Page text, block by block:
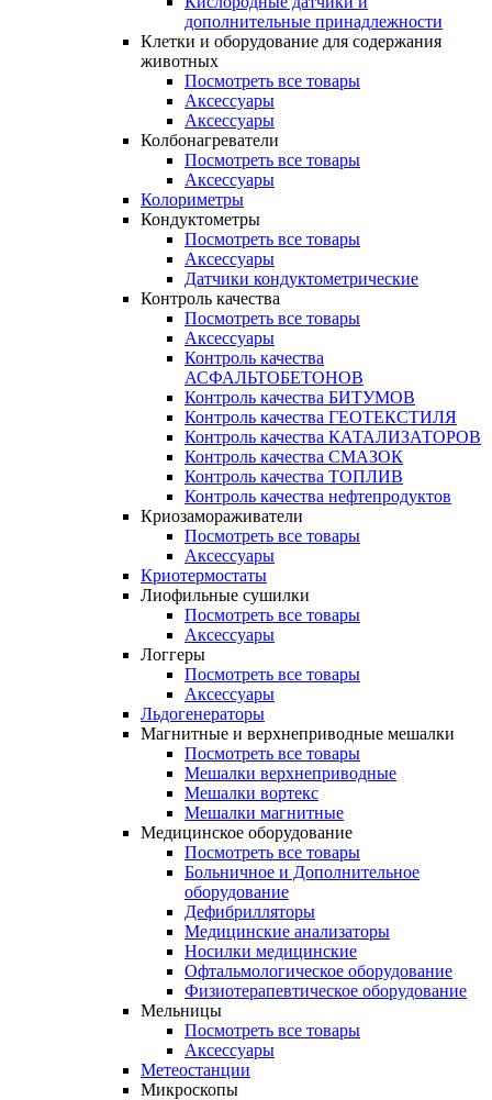
дополнительные принадлежности
Клетки и оборудование для содержания
животных
Посмотреть все товары
Аксессуары
Аксессуары
Колбонагреватели
Посмотреть все товары
Аксессуары
Колориметры
Кондуктометры
Посмотреть все товары
Аксессуары
Датчики кондуктометрические
Контроль качества
Посмотреть все товары
Аксессуары
Контроль качества
АСФАЛЬТОБЕТОНОВ
Контроль качества БИТУМОВ
Контроль качества ГЕОТЕКСТИЛЯ
Контроль качества КАТАЛИЗАТОРОВ
Контроль качества СМАЗОК
Контроль качества ТОПЛИВ
Контроль качества нефтепродуктов
Криозамораживатели
Посмотреть все товары
Аксессуары
Криотермостаты
Лиофильные сушилки
Посмотреть все товары
Аксессуары
Логгеры
Посмотреть все товары
Аксессуары
Льдогенераторы
Магнитные и верхнеприводные мешалки
Посмотреть все товары
Мешалки верхнеприводные
Мешалки вортекс
Мешалки магнитные
Медицинское оборудование
Посмотреть все товары
Больничное и Дополнительное
оборудование
Дефибрилляторы
Медицинские анализаторы
Носилки медицинские
Офтальмологическое оборудование
Физиотерапевтическое оборудование
Мельницы
Посмотреть все товары
Аксессуары
Метеостанции
Микроскопы